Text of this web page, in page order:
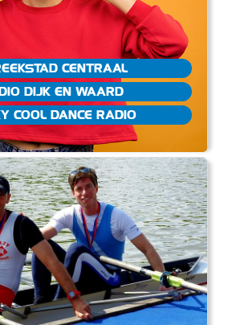
CENTRAAL
DIJK EN WAARD
COOL DANCE RADIO